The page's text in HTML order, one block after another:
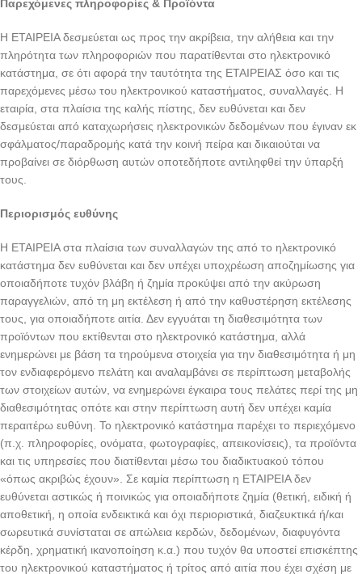
Παρεχόμενες πληροφορίες & Προϊόντα
H ΕΤΑΙΡΕΙΑ δεσμεύεται ως προς την ακρίβεια, την αλήθεια και την
πληρότητα των πληροφοριών που παρατίθενται στο ηλεκτρονικό
κατάστημα, σε ότι αφορά την ταυτότητα της ΕΤΑΙΡΕΙΑΣ όσο και τις
παρεχόμενες μέσω του ηλεκτρονικού καταστήματος, συναλλαγές. Η
εταιρία, στα πλαίσια της καλής πίστης, δεν ευθύνεται και δεν
δεσμεύεται από καταχωρήσεις ηλεκτρονικών δεδομένων που έγιναν εκ
σφάλματος/παραδρομής κατά την κοινή πείρα και δικαιούται να
προβαίνει σε διόρθωση αυτών οποτεδήποτε αντιληφθεί την ύπαρξή
τους.
Περιορισμός ευθύνης
Η ΕΤΑΙΡΕΙΑ στα πλαίσια των συναλλαγών της από το ηλεκτρονικό
κατάστημα δεν ευθύνεται και δεν υπέχει υποχρέωση αποζημίωσης για
οποιαδήποτε τυχόν βλάβη ή ζημία προκύψει από την ακύρωση
παραγγελιών, από τη μη εκτέλεση ή από την καθυστέρηση εκτέλεσης
τους, για οποιαδήποτε αιτία. Δεν εγγυάται τη διαθεσιμότητα των
προϊόντων που εκτίθενται στο ηλεκτρονικό κατάστημα, αλλά
ενημερώνει με βάση τα τηρούμενα στοιχεία για την διαθεσιμότητα ή μη
τον ενδιαφερόμενο πελάτη και αναλαμβάνει σε περίπτωση μεταβολής
των στοιχείων αυτών, να ενημερώνει έγκαιρα τους πελάτες περί της μη
διαθεσιμότητας οπότε και στην περίπτωση αυτή δεν υπέχει καμία
περαιτέρω ευθύνη. Το ηλεκτρονικό κατάστημα παρέχει το περιεχόμενο
(π.χ. πληροφορίες, ονόματα, φωτογραφίες, απεικονίσεις), τα προϊόντα
και τις υπηρεσίες που διατίθενται μέσω του διαδικτυακού τόπου
«όπως ακριβώς έχουν». Σε καμία περίπτωση η ΕΤΑΙΡΕΙΑ δεν
ευθύνεται αστικώς ή ποινικώς για οποιαδήποτε ζημία (θετική, ειδική ή
αποθετική, η οποία ενδεικτικά και όχι περιοριστικά, διαζευκτικά ή/και
σωρευτικά συνίσταται σε απώλεια κερδών, δεδομένων, διαφυγόντα
κέρδη, χρηματική ικανοποίηση κ.α.) που τυχόν θα υποστεί επισκέπτης
του ηλεκτρονικού καταστήματος ή τρίτος από αιτία που έχει σχέση με